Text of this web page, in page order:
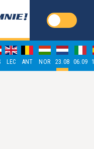
LEC ANT NOR 23.08 06.09